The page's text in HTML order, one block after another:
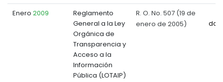
Enero 2009
Reglamento
General a la Ley
Orgánica de
Transparencia y
Acceso a la
Información
Pública (LOTAIP)
R. O. No. 507 (19 de
enero de 2005)